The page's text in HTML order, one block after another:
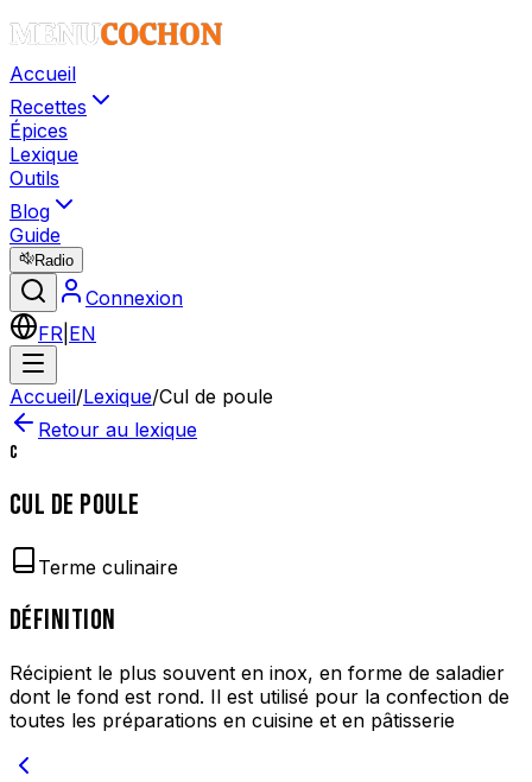
Accueil
Recettes
Épices
Lexique
Outils
Blog
Guide
Radio
Connexion
FR EN
Accueil/Lexique/Cul de poule
Retour au lexique
C
CUL DE POULE
Terme culinaire
DÉFINITION
Récipient le plus souvent en inox, en forme de saladier
dont le fond est rond. Il est utilisé pour la confection de
toutes les préparations en cuisine et en pâtisserie